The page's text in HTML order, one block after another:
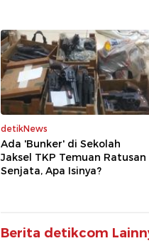
detikNews
Ada 'Bunker' di Sekolah
Jaksel TKP Temuan Ratusan
Senjata, Apa Isinya?
Berita detikcom